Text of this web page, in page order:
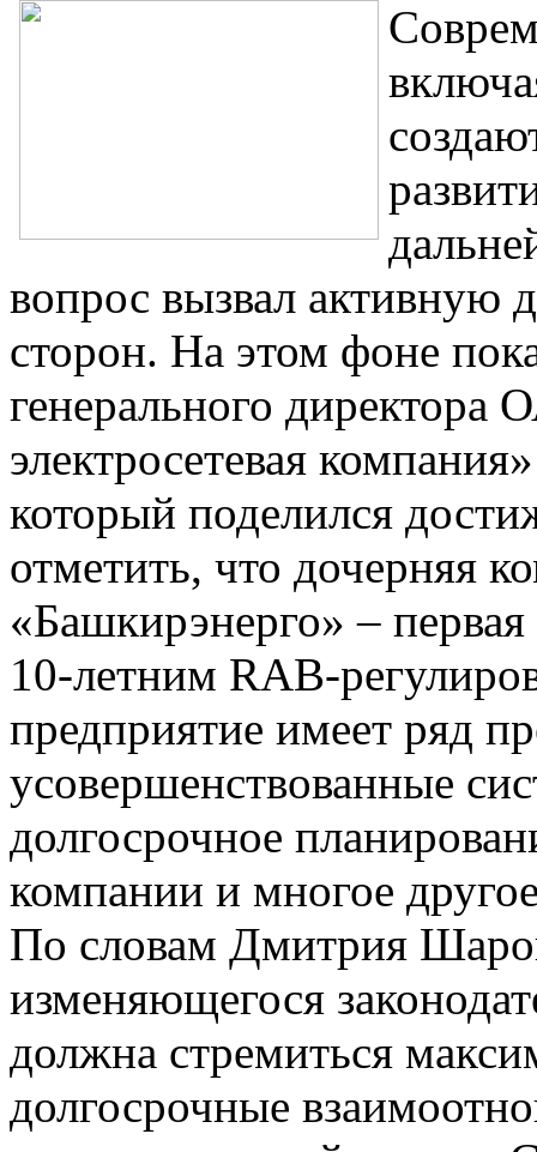
вопрос вызвал активную
сторон. На этом фоне
генерального директора
электросетевая
который поделился
отметить, что
«Башкирэнерго» –
10-летним RAB-
предприятие имеет ряд
усовершенствованные
долгосрочное
компании и многое
По словам Дмитрия
изменяющегося
должна стремиться
долгосрочные